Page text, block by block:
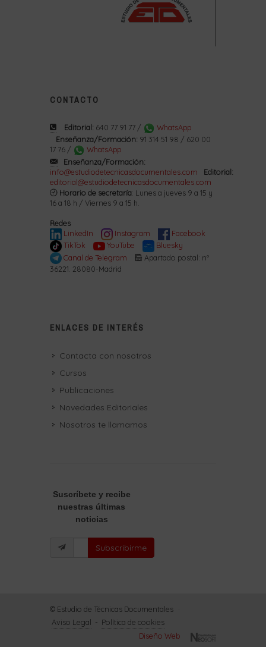
CONTACTO
Editorial: 640 77 91 77 /
WhatsApp
Enseñanza/Formación: 91 314 51 98 / 620 00
17 76 /
WhatsApp
Enseñanza/Formación:
info@estudiodetecnicasdocumentales.com
Editorial:
editorial@estudiodetecnicasdocumentales.com
Horario de secretaría: Lunes a jueves 9 a 15 y
16 a 18 h / Viernes 9 a 15 h.
Redes
LinkedIn
Instagram
Facebook
TikTok
YouTube
Bluesky
Canal de Telegram
Apartado postal: nº
36221. 28080-Madrid
ENLACES DE INTERÉS
Contacta con nosotros
Cursos
Publicaciones
Novedades Editoriales
Nosotros te llamamos
Suscríbete y recibe
nuestras últimas
noticias
Subscribirme
© Estudio de Técnicas Documentales ·
Aviso Legal - Política de cookies
Diseño Web